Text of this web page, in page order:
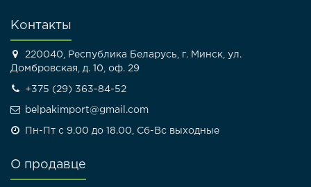
Контакты
220040, Республика Беларусь, г. Минск, ул.
Домбровская, д. 10, оф. 29
+375 (29) 363-84-52
belpakimport@gmail.com
Пн-Пт с 9.00 до 18.00, Сб-Вс выходные
О продавце